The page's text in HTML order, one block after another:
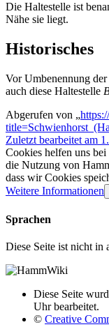
Die Haltestelle ist
Nähe sie liegt.
Historisches
Vor Umbenennung
auch diese Haltestelle
Abgerufen von „
Zuletzt bearbeitet am
Cookies helfen uns
die Nutzung von
dass wir Cookies
Weitere Informationen
Sprachen
Diese Seite ist nicht in
Diese Seite
Uhr bearbeitet.
© Creative